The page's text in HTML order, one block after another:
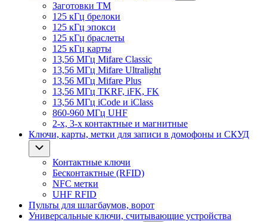
Заготовки ТМ
125 кГц брелоки
125 кГц эпокси
125 кГц браслеты
125 кГц карты
13,56 МГц Mifare Classic
13,56 МГц Mifare Ultralight
13,56 МГц Mifare Plus
13,56 МГц TKRF, iFK, FK
13,56 МГц iCode и iClass
860-960 МГц UHF
2-х, 3-х контактные и магнитные
Ключи, карты, метки для записи в домофоны и СКУД
Контактные ключи
Бесконтактные (RFID)
NFC метки
UHF RFID
Пульты для шлагбаумов, ворот
Универсальные ключи, считывающие устройства